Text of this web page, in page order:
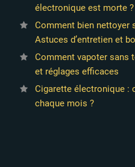
électronique est morte ?
Comment bien nettoyer
Astuces d’entretien et
Comment vapoter sans
et réglages efficaces
Cigarette électronique :
chaque mois ?